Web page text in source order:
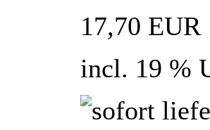
17,70 EUR
incl. 19 %